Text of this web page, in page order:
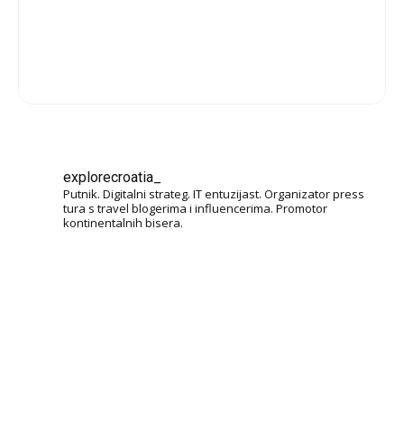
explorecroatia_
Putnik. Digitalni strateg. IT entuzijast. Organizator press
tura s travel blogerima i influencerima. Promotor
kontinentalnih bisera.